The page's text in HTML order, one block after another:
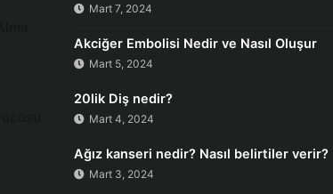
Mart 7, 2024
Akciğer Embolisi Nedir ve Nasıl Oluşur
Mart 5, 2024
20lik Diş nedir?
Mart 4, 2024
Ağız kanseri nedir? Nasıl belirtiler verir?
Mart 3, 2024